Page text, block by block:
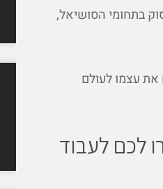
בתחומי הסושיאל,
את עצמו לעולם
לכם לעבוד